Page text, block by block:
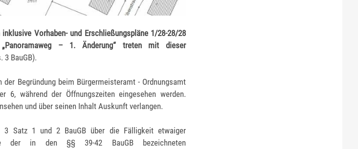
Vorhaben- und Erschließungspläne 1/28-28/28
– 1. Änderung“ treten mit dieser
3 BauGB).
Begründung beim Bürgermeisteramt - Ordnungsamt
6, während der Öffnungszeiten eingesehen werden.
und über seinen Inhalt Auskunft verlangen.
Satz 1 und 2 BauGB über die Fälligkeit etwaiger
der in den §§ 39-42 BauGB bezeichneten